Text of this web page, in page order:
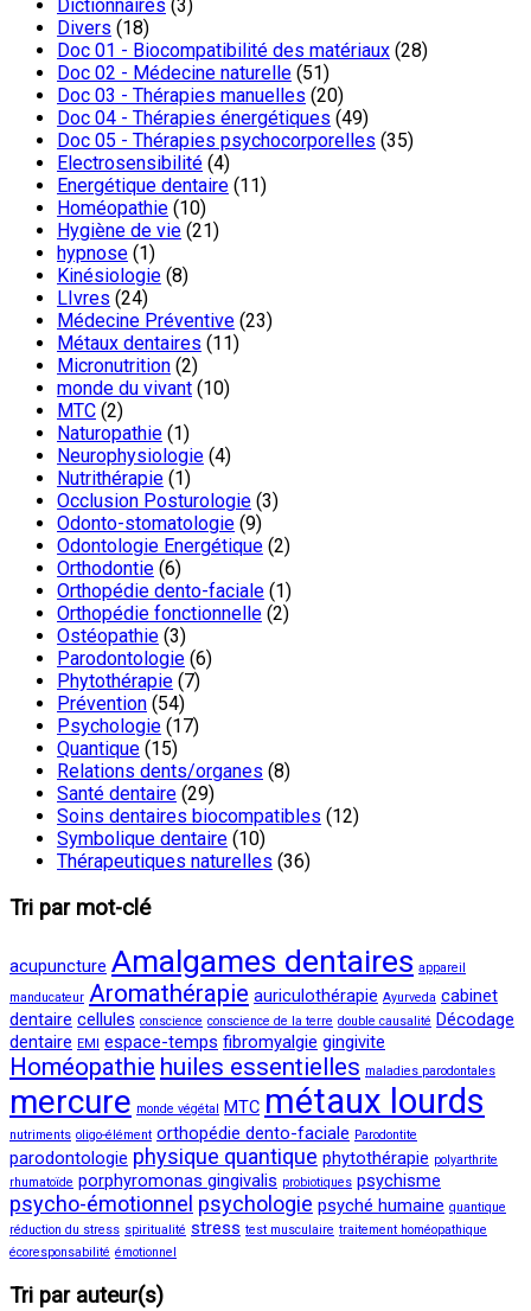
Dictionnaires (3)
Divers (18)
Doc 01 - Biocompatibilité des matériaux (28)
Doc 02 - Médecine naturelle (51)
Doc 03 - Thérapies manuelles (20)
Doc 04 - Thérapies énergétiques (49)
Doc 05 - Thérapies psychocorporelles (35)
Electrosensibilité (4)
Energétique dentaire (11)
Homéopathie (10)
Hygiène de vie (21)
hypnose (1)
Kinésiologie (8)
LIvres (24)
Médecine Préventive (23)
Métaux dentaires (11)
Micronutrition (2)
monde du vivant (10)
MTC (2)
Naturopathie (1)
Neurophysiologie (4)
Nutrithérapie (1)
Occlusion Posturologie (3)
Odonto-stomatologie (9)
Odontologie Energétique (2)
Orthodontie (6)
Orthopédie dento-faciale (1)
Orthopédie fonctionnelle (2)
Ostéopathie (3)
Parodontologie (6)
Phytothérapie (7)
Prévention (54)
Psychologie (17)
Quantique (15)
Relations dents/organes (8)
Santé dentaire (29)
Soins dentaires biocompatibles (12)
Symbolique dentaire (10)
Thérapeutiques naturelles (36)
Tri par mot-clé
acupuncture Amalgames dentaires appareil
manducateur Aromathérapie auriculothérapie Ayurveda cabinet
dentaire cellules conscience conscience de la terre double causalité Décodage
dentaire EMI espace-temps fibromyalgie gingivite
Homéopathie huiles essentielles maladies parodontales
mercure monde végétal MTC métaux lourds
nutriments oligo-élément orthopédie dento-faciale Parodontite
parodontologie physique quantique phytothérapie polyarthrite
rhumatoïde porphyromonas gingivalis probiotiques psychisme
psycho-émotionnel psychologie psyché humaine quantique
réduction du stress spiritualité stress test musculaire traitement homéopathique
écoresponsabilité émotionnel
Tri par auteur(s)